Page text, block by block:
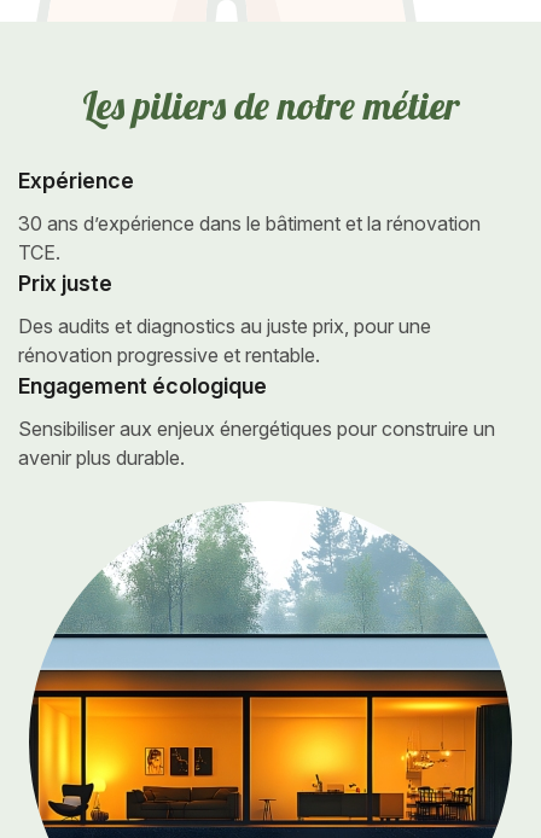
Lespiliersdenotremétier
Expérience
30 ans d’expérience dans le bâtiment et la rénovation
TCE.
Prix juste
Des audits et diagnostics au juste prix, pour une
rénovation progressive et rentable.
Engagement écologique
Sensibiliser aux enjeux énergétiques pour construire un
avenir plus durable.